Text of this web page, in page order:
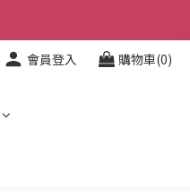
會員登入 購物車(0)